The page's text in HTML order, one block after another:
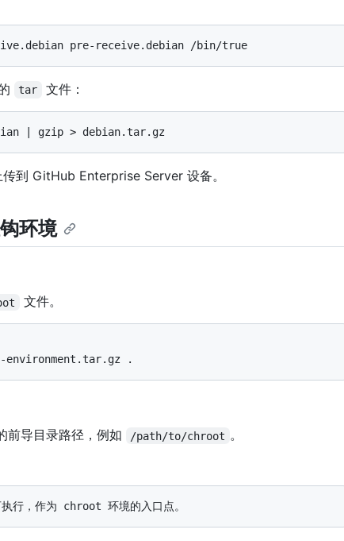
tar 文件：
传到 GitHub Enterprise Server 设备。
环境
文件。
前导目录路径，例如
/path/to/chroot 。